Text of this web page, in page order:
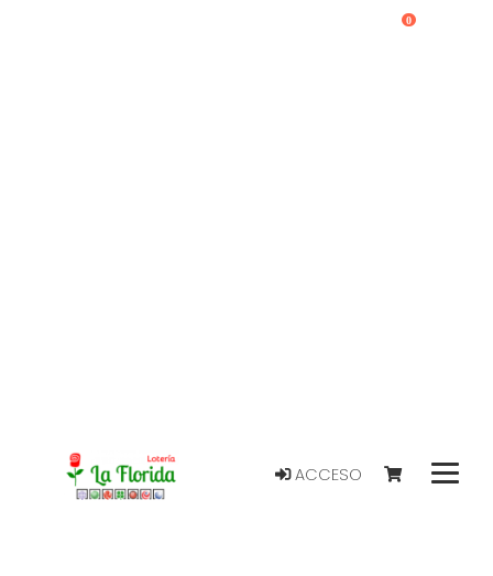
ACCESO
0